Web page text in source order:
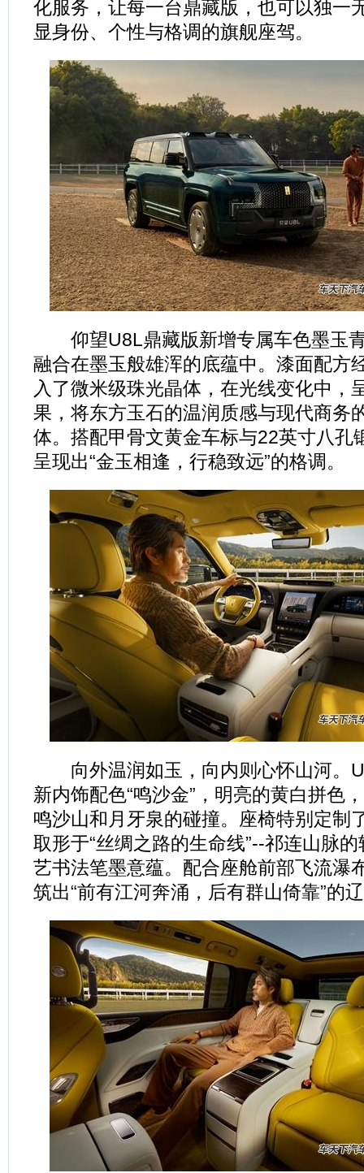
化服务，让每一台鼎藏版，也可以独一
显身份、个性与格调的旗舰座驾。
仰望U8L鼎藏版新增专属车色墨玉
融合在墨玉般雄浑的底蕴中。漆面配方
入了微米级珠光晶体，在光线变化中，
果，将东方玉石的温润质感与现代商务
体。搭配甲骨文黄金车标与22英寸八孔
呈现出“金玉相逢，行稳致远”的格调。
向外温润如玉，向内则心怀山河。
新内饰配色“鸣沙金”，明亮的黄白拼色
鸣沙山和月牙泉的碰撞。座椅特别定制
取形于“丝绸之路的生命线”--祁连山脉
艺书法笔墨意蕴。配合座舱前部飞流瀑
筑出“前有江河奔涌，后有群山倚靠”的